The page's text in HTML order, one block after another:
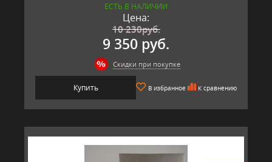
ЕСТЬ В НАЛИЧИИ
Цена:
10 230руб.
9 350 руб.
Скидки при покупке
Купить В избранное К сравнению